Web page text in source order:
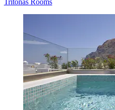
Tritonas Rooms